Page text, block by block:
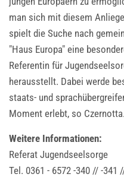
man sich mit diesem
spielt die Suche nach
"Haus Europa" eine
Referentin für
herausstellt. Dabei werde
staats- und
Moment erlebt, so Czernotta.
Weitere Informationen:
Referat Jugendseelsorge
Tel. 0361 - 6572 -340 // -341